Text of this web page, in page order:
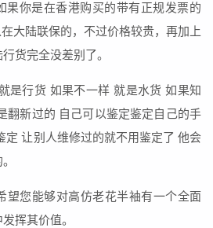
你是在香港购买的带有正规发票的
大陆联保的，不过价格较贵，再加上
货完全没差别了。
是行货 如果不一样 就是水货 如果知
翻新过的 自己可以鉴定鉴定自己的手
定 让别人维修过的就不用鉴定了 他会
望您能够对高仿老花半袖有一个全面
挥其价值。